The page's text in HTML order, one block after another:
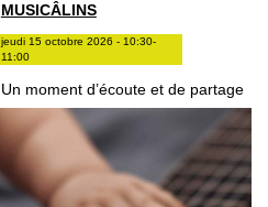
MUSICÂLINS
jeudi 15 octobre 2026 - 10:30-
11:00
Un moment d’écoute et de partage